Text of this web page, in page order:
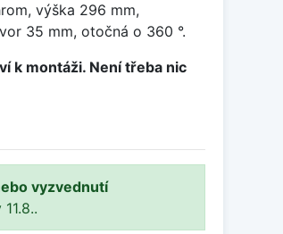
výška 296 mm,
35 mm, otočná o 360 °.
k montáži. Není třeba nic
vyzvednutí